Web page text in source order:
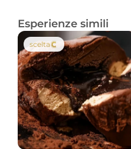
Esperienze simili
scelta